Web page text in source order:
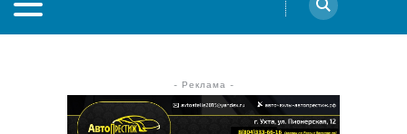
- Реклама -